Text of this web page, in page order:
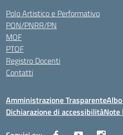
Polo Artistico e Performativo
PON/PNRR/PN
MOF
PTOF
Registro Docenti
Contatti
Amministrazione Trasparente
Dichiarazione di accessibilitàNote